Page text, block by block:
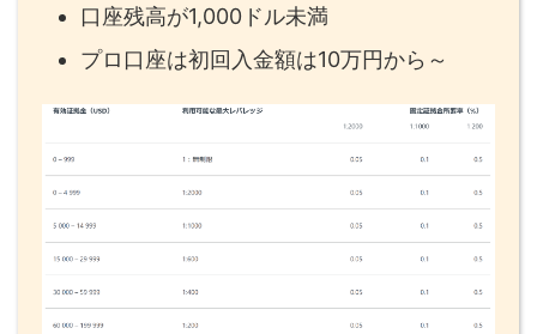
口座残高が1,000ドル未満
プロ口座は初回入金額は10万円から～